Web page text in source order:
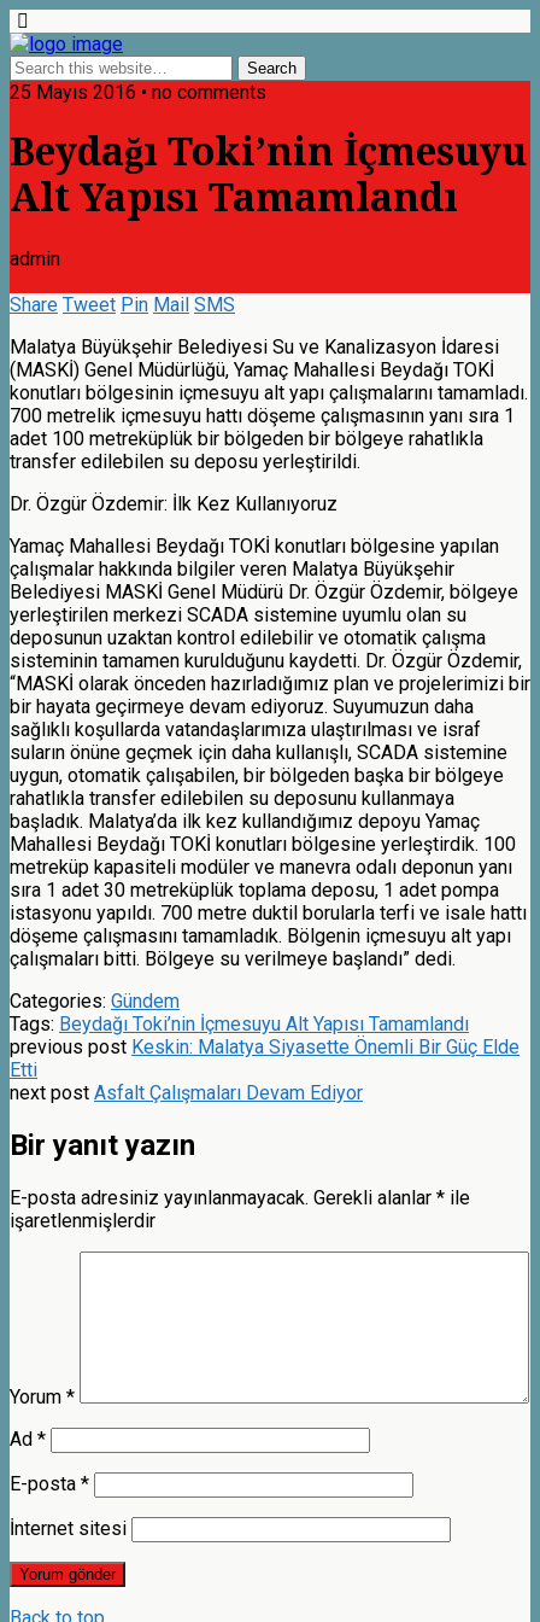
25 Mayıs 2016 • no comments
Beydağı Toki’nin İçmesuyu
Alt Yapısı Tamamlandı
admin
Share Tweet Pin Mail SMS
Malatya Büyükşehir Belediyesi Su ve Kanalizasyon İdaresi
(MASKİ) Genel Müdürlüğü, Yamaç Mahallesi Beydağı TOKİ
konutları bölgesinin içmesuyu alt yapı çalışmalarını tamamladı.
700 metrelik içmesuyu hattı döşeme çalışmasının yanı sıra 1
adet 100 metreküplük bir bölgeden bir bölgeye rahatlıkla
transfer edilebilen su deposu yerleştirildi.
Dr. Özgür Özdemir: İlk Kez Kullanıyoruz
Yamaç Mahallesi Beydağı TOKİ konutları bölgesine yapılan
çalışmalar hakkında bilgiler veren Malatya Büyükşehir
Belediyesi MASKİ Genel Müdürü Dr. Özgür Özdemir, bölgeye
yerleştirilen merkezi SCADA sistemine uyumlu olan su
deposunun uzaktan kontrol edilebilir ve otomatik çalışma
sisteminin tamamen kurulduğunu kaydetti. Dr. Özgür Özdemir,
“MASKİ olarak önceden hazırladığımız plan ve projelerimizi bir
bir hayata geçirmeye devam ediyoruz. Suyumuzun daha
sağlıklı koşullarda vatandaşlarımıza ulaştırılması ve israf
suların önüne geçmek için daha kullanışlı, SCADA sistemine
uygun, otomatik çalışabilen, bir bölgeden başka bir bölgeye
rahatlıkla transfer edilebilen su deposunu kullanmaya
başladık. Malatya’da ilk kez kullandığımız depoyu Yamaç
Mahallesi Beydağı TOKİ konutları bölgesine yerleştirdik. 100
metreküp kapasiteli modüler ve manevra odalı deponun yanı
sıra 1 adet 30 metreküplük toplama deposu, 1 adet pompa
istasyonu yapıldı. 700 metre duktil borularla terfi ve isale hattı
döşeme çalışmasını tamamladık. Bölgenin içmesuyu alt yapı
çalışmaları bitti. Bölgeye su verilmeye başlandı” dedi.
Categories: Gündem
Tags: Beydağı Toki’nin İçmesuyu Alt Yapısı Tamamlandı
previous post Keskin: Malatya Siyasette Önemli Bir Güç Elde
Etti
next post Asfalt Çalışmaları Devam Ediyor
Bir yanıt yazın
E-posta adresiniz yayınlanmayacak. Gerekli alanlar * ile
işaretlenmişlerdir
Yorum *
Ad *
E-posta *
İnternet sitesi
Back to top